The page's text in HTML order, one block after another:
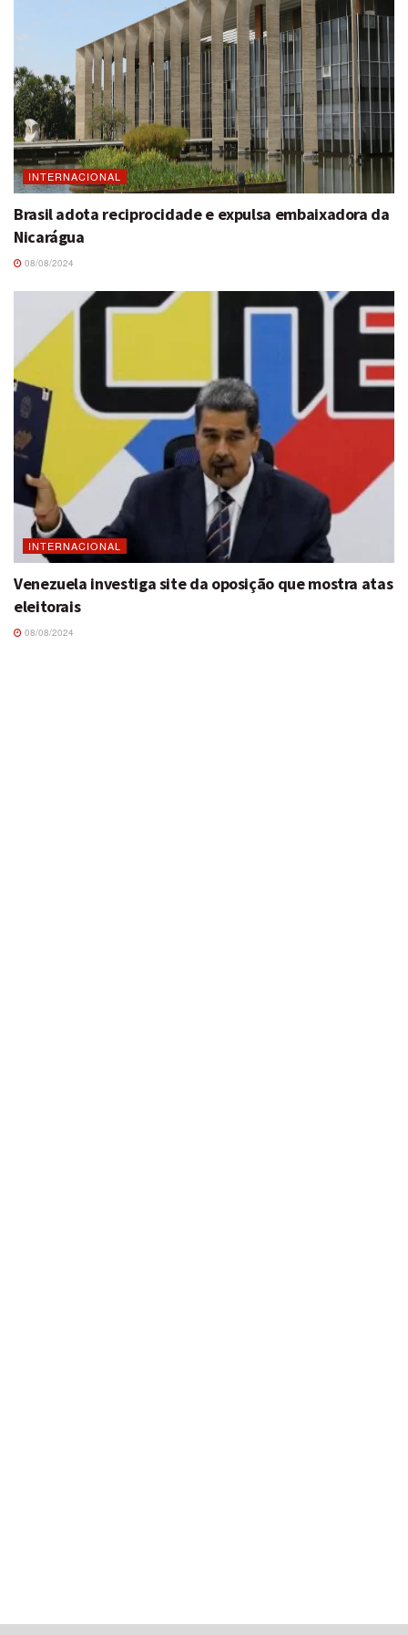
INTERNACIONAL
Brasil adota reciprocidade e expulsa embaixadora da
Nicarágua
08/08/2024
INTERNACIONAL
Venezuela investiga site da oposição que mostra atas
eleitorais
08/08/2024